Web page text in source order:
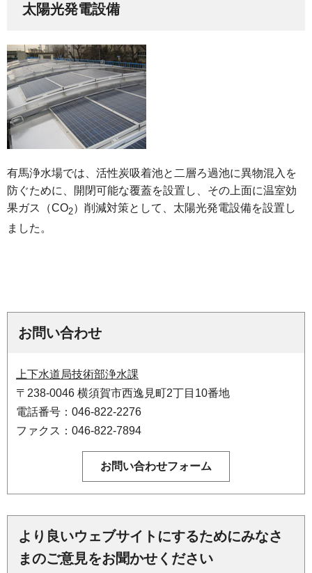
太陽光発電設備
有馬浄水場では、活性炭吸着池と二層ろ過池に異物混入を
防ぐために、開閉可能な覆蓋を設置し、その上面に温室効
果ガス（CO2）削減対策として、太陽光発電設備を設置し
ました。
お問い合わせ
上下水道局技術部浄水課
〒238-0046 横須賀市西逸見町2丁目10番地
電話番号：046-822-2276
ファクス：046-822-7894
より良いウェブサイトにするためにみなさ
まのご意見をお聞かせください